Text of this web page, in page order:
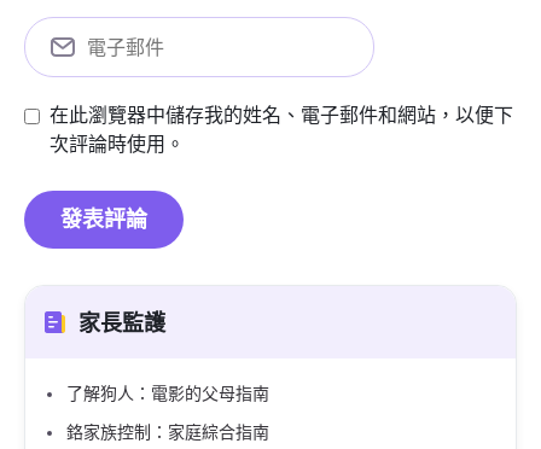
在此瀏覽器中儲存我的姓名、電子郵件和網站，以便下
次評論時使用。
家長監護
了解狗人：電影的父母指南
鉻家族控制：家庭綜合指南